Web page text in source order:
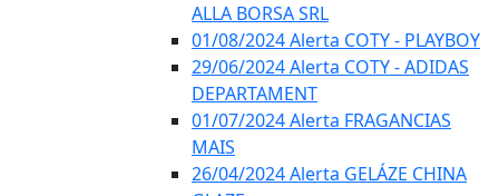
ALLA BORSA SRL
01/08/2024 Alerta COTY - PLAYBOY
29/06/2024 Alerta COTY - ADIDAS
DEPARTAMENT
01/07/2024 Alerta FRAGANCIAS
MAIS
26/04/2024 Alerta GELÁZE CHINA